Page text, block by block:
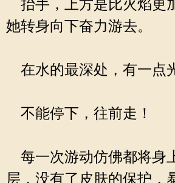
抬手，上方是比火焰更
她转身向下奋力游去。
在水的最深处，有一点
不能停下，往前走！
每一次游动仿佛都将身
层，没有了皮肤的保护，